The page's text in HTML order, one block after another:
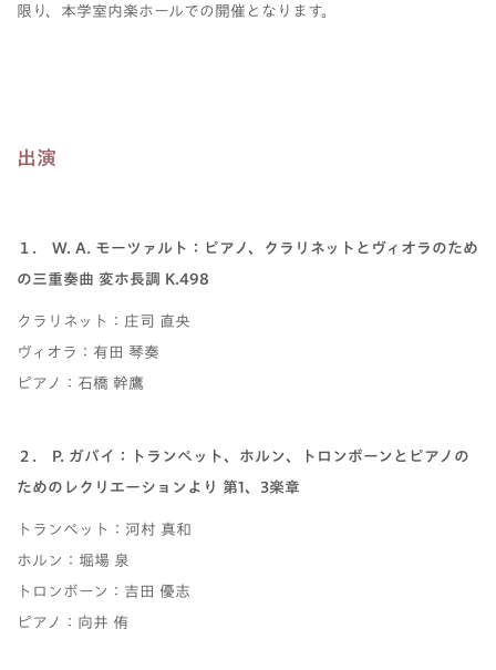
限り、本学室内楽ホールでの開催となります。
出演
１． W. A. モーツァルト：ピアノ、クラリネットとヴィオラのため
の三重奏曲 変ホ長調 K.498
クラリネット：庄司 直央
ヴィオラ：有田 琴奏
ピアノ：石橋 幹鷹
２． P. ガバイ：トランペット、ホルン、トロンボーンとピアノの
ためのレクリエーションより 第1、3楽章
トランペット：河村 真和
ホルン：堀場 泉
トロンボーン：吉田 優志
ピアノ：向井 侑